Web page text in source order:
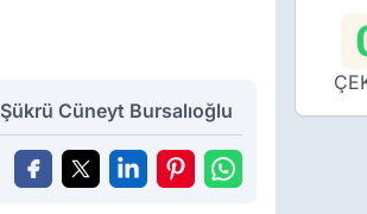
Şükrü Cüneyt Bursalıoğlu